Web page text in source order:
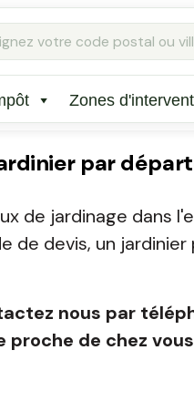
Zones
par
de jardinage dans
de devis, un
nous par
proche de chez